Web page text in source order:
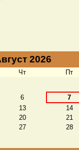
2026
Чт Пт
6
7
13
14
20
21
27
28